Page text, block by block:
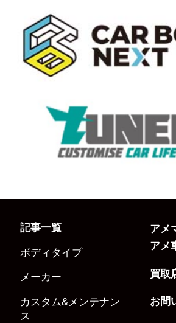
記事一覧
ボディタイプ
メーカー
カスタム&メンテナン
ス
アメ
アメ
買取
お問